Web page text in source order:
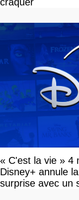
« C'est la vie » 4
Disney+ annule
surprise avec un